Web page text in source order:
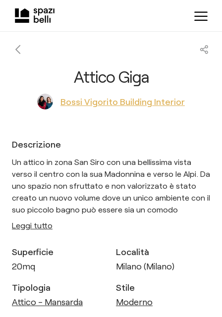
Attico Giga
Bossi Vigorito Building Interior
Descrizione
Un attico in zona San Siro con una bellissima vista
verso il centro con la sua Madonnina e verso le Alpi. Da
uno spazio non sfruttato e non valorizzato è stato
creato un nuovo volume dove un unico ambiente con il
suo piccolo bagno può essere sia un comodo
Leggi tutto
Superficie
20mq
Località
Milano (Milano)
Tipologia
Attico - Mansarda
Stile
Moderno